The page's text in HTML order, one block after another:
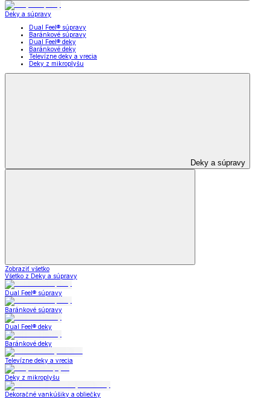
Deky a súpravy
Dual Feel® súpravy
Baránkové súpravy
Dual Feel® deky
Baránkové deky
Televízne deky a vrecia
Deky z mikroplyšu
Deky a súpravy
Zobraziť všetko
Všetko z Deky a súpravy
Dual Feel® súpravy
Baránkové súpravy
Dual Feel® deky
Baránkové deky
Televízne deky a vrecia
Deky z mikroplyšu
Dekoračné vankúšiky a obliečky